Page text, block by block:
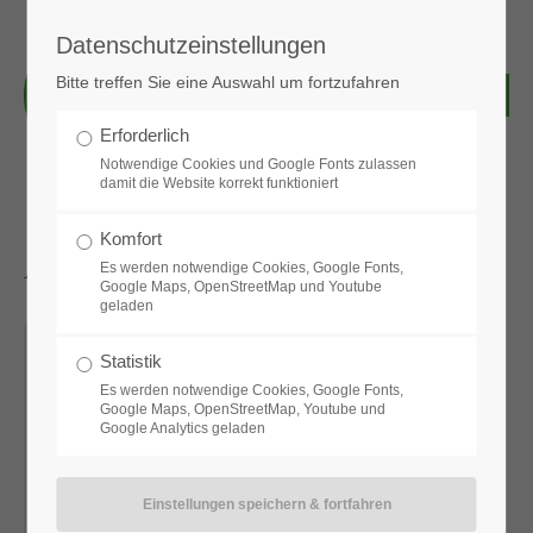
Anmelden
|Lost your password?
Aktuelle News & Bilder
Datenschutzeinstellungen
Bitte treffen Sie eine Auswahl um fortzufahren
Erforderlich
Notwendige Cookies und Google Fonts zulassen
damit die Website korrekt funktioniert
Komfort
Es werden notwendige Cookies, Google Fonts,
Google Maps, OpenStreetMap und Youtube
geladen
Statistik
Es werden notwendige Cookies, Google Fonts,
Google Maps, OpenStreetMap, Youtube und
Google Analytics geladen